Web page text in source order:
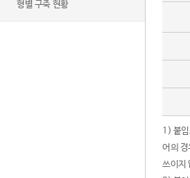
형별 구축 현황
1) 붙
어의
쓰이지